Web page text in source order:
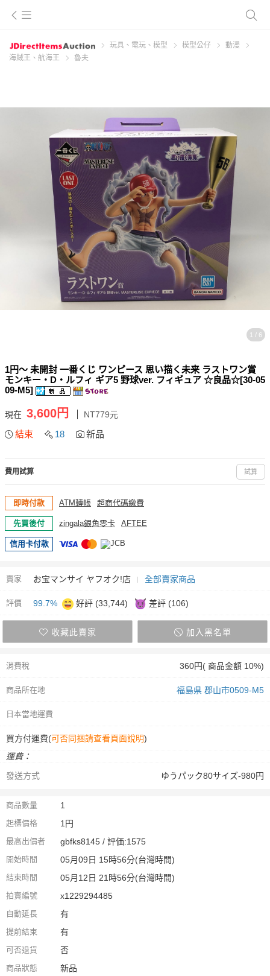
玩具、電玩、模型 模型公仔
動漫
海賊王、航海王
魯夫
1 / 6
1円～ 未開封 一番くじ ワンピース 思い描く未来 ラストワン賞
モンキー・D・ルフィ ギア5 野球ver. フィギュア ☆良品☆[30-05
09-M5]
現在 3,600円 NT779元
結束 18 新品
費用試算 試算
即時付款 ATM轉帳 超商代碼繳費
先買後付 zingala銀角零卡 AFTEE
信用卡付款
賣家 お宝マンサイ ヤフオク!店 全部賣家商品
評價 99.7% 好評 (33,744) 差評 (106)
收藏此賣家 加入黑名單
消費稅 360円( 商品金額 10%)
商品所在地 福島県 郡山市0509-M5
日本當地運費
買方付運費(可否同捆請查看頁面說明)
運費：
發送方式
ゆうパック80サイズ-980円
商品數量 1
起標價格 1円
最高出價者 gbfks8145 / 評価:1575
開始時間 05月09日 15時56分(台灣時間)
結束時間 05月12日 21時56分(台灣時間)
拍賣編號 x1229294485
自動延長 有
提前結束 有
可否退貨 否
商品狀態 新品